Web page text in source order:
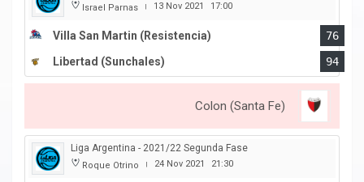
Israel Parnas | 13 Nov 2021 17:00
Villa San Martin (Resistencia)
76
Libertad (Sunchales)
94
Colon (Santa Fe)
Liga Argentina - 2021/22 Segunda Fase
Roque Otrino | 24 Nov 2021 21:30